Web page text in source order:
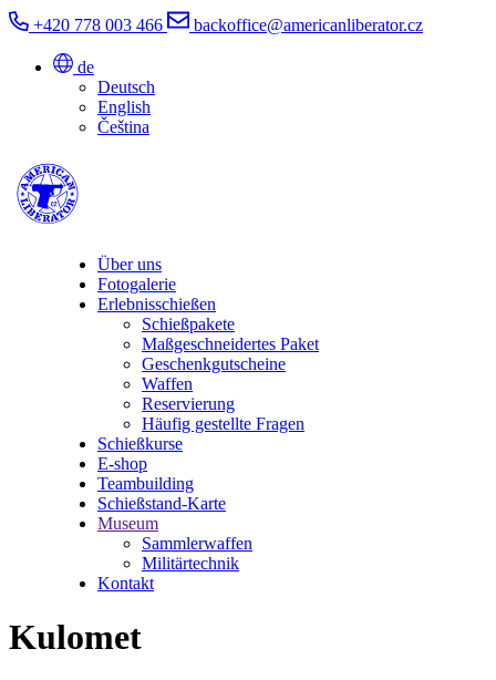
+420 778 003 466 backoffice@americanliberator.cz
de
Deutsch
English
Čeština
Über uns
Fotogalerie
Erlebnisschießen
Schießpakete
Maßgeschneidertes Paket
Geschenkgutscheine
Waffen
Reservierung
Häufig gestellte Fragen
Schießkurse
E-shop
Teambuilding
Schießstand-Karte
Museum
Sammlerwaffen
Militärtechnik
Kontakt
Kulomet